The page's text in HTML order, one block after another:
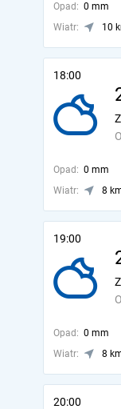
Opad: 0 mm
Wiatr:
10
18:00
Opad: 0 mm
Wiatr:
8
19:00
Opad: 0 mm
Wiatr:
8
20:00